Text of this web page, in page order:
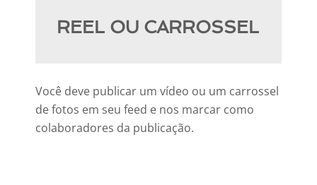
REEL OU CARROSSEL
Você deve publicar um vídeo ou um carrossel
de fotos em seu feed e nos marcar como
colaboradores da publicação.